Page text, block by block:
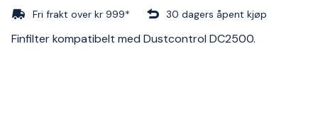
Fri frakt over kr 999* 30 dagers åpent kjøp
Finfilter kompatibelt med Dustcontrol DC2500.